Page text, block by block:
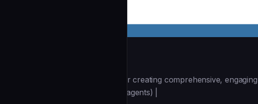
| You are an SEO content writer creating comprehensive,
(https://github.com/wshobson/agents) |